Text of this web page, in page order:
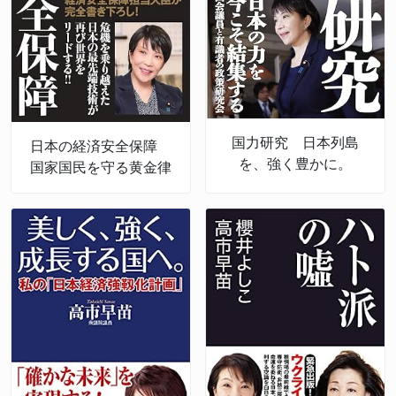
日本の経済安全保障
国家国民を守る黄金律
国力研究 日本列島
を、強く豊かに。